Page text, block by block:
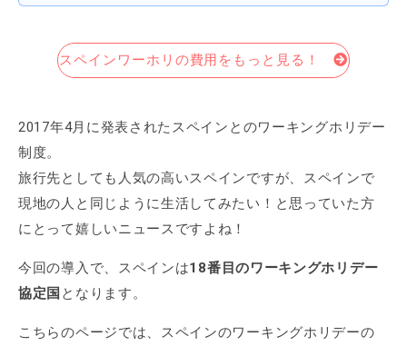
スペインワーホリの費用をもっと見る！
2017年4月に発表されたスペインとのワーキングホリデー
制度。
旅行先としても人気の高いスペインですが、スペインで
現地の人と同じように生活してみたい！と思っていた方
にとって嬉しいニュースですよね！
今回の導入で、スペインは18番目のワーキングホリデー
協定国 となります。
こちらのページでは、スペインのワーキングホリデーの